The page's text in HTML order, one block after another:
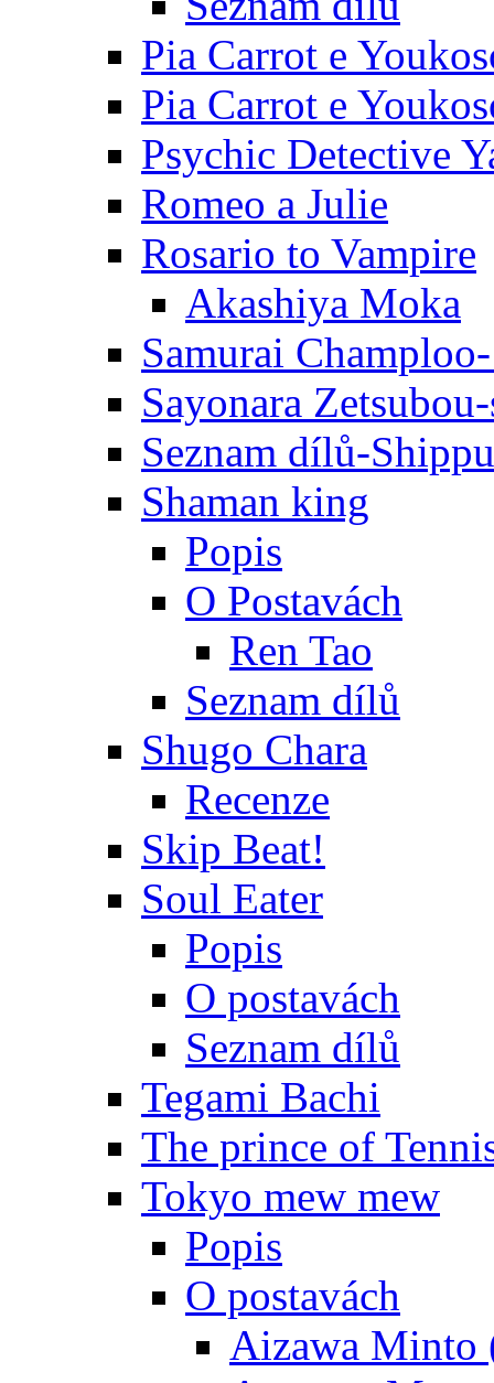
Pia Carrot e
Pia Carrot e
Psychic Detective
Romeo a Julie
Rosario to Vampire
Akashiya Moka
Samurai
Sayonara
Seznam dílů-
Shaman king
Popis
O Postavách
Ren Tao
Seznam dílů
Shugo Chara
Recenze
Skip Beat!
Soul Eater
Popis
O postavách
Seznam dílů
Tegami Bachi
The prince of
Tokyo mew mew
Popis
O postavách
Aizawa Minto